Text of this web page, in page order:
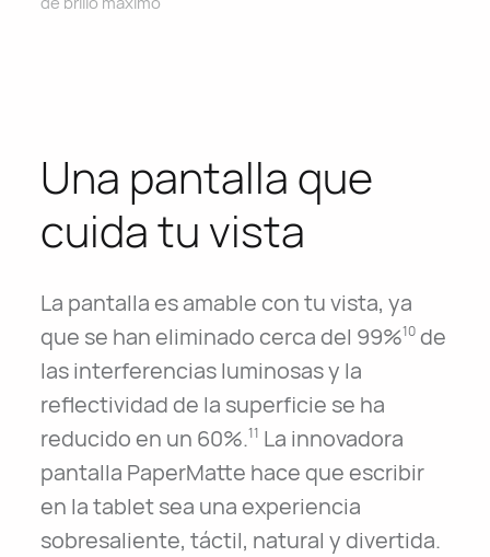
Una pantalla que
cuida tu vista
La pantalla es amable con tu vista, ya
que se han eliminado cerca del 99%10 de
las interferencias luminosas y la
reflectividad de la superficie se ha
reducido en un 60%.11 La innovadora
pantalla PaperMatte hace que escribir
en la tablet sea una experiencia
sobresaliente, táctil, natural y divertida.